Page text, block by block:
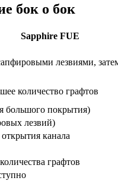
бок о бок
Sapphire FUE
лезвиями,
количество графтов
большого покрытия)
лезвий)
канала
графтов